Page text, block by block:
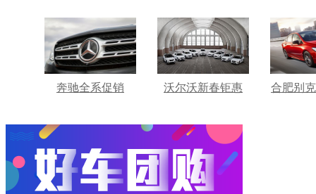
奔驰全系促销 沃尔沃新春钜惠 合肥别